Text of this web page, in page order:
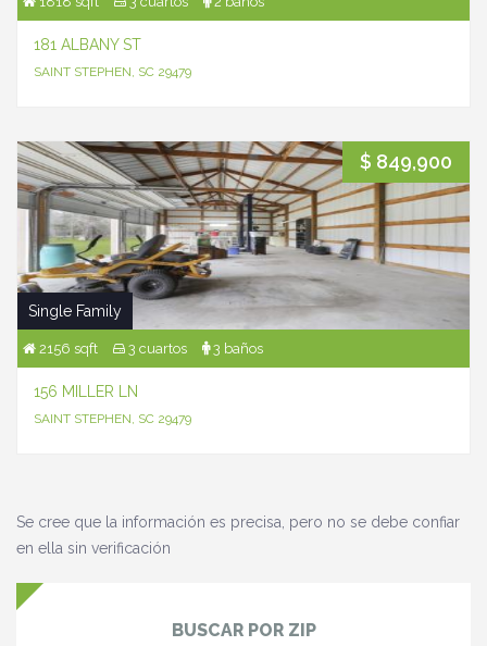
181 ALBANY ST
SAINT STEPHEN, SC 29479
$ 849,900
Single Family
2156 sqft 3 cuartos 3 baños
156 MILLER LN
SAINT STEPHEN, SC 29479
Se cree que la información es precisa, pero no se debe confiar
en ella sin verificación
BUSCAR POR ZIP